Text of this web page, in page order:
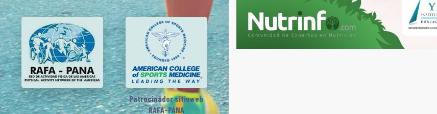
Patrocinador sitioweb
RAFA-PANA